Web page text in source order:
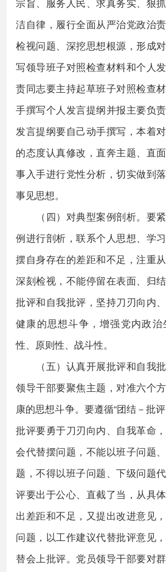
洁自律，履行全面从严治党政治
检视问题、深挖思想根源，形成
写领导班子对照检查材料和个人
责同志要主持起草班子对照检查
手撰写个人发言提纲并报主要负
发言提纲要自己动手撰写，本着
的态度认真修改，直奔主题、直
事入手进行党性分析，切实做到
事见思想。
（四）对典型案例剖析。要紧
例进行剖析，联系个人思想、学
摆自身存在的差距和不足，注重
深刻检视，不能停留在表面、归
批评和自我批评，坚持刀刃向内
健康的思想斗争，增强党内政
性、原则性、战斗性。
（五）认真开展批评和自我批
领导干部要聚焦主题，对准六个
康的思想斗争。要遵循“团结－批
批评要勇于刀刃向内、自我革命
会代替摆问题，不能以班子问题
题，不得以班子问题、下级问题
评要出于公心、直截了当，从具
出差距和不足，又提出改进意见
问题，以工作建议代替批评意见
替会上批评。党员领导干部要对